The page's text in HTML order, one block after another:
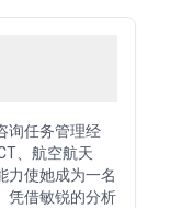
询任务管理经
、航空航天
力使她成为一名
凭借敏锐的分析